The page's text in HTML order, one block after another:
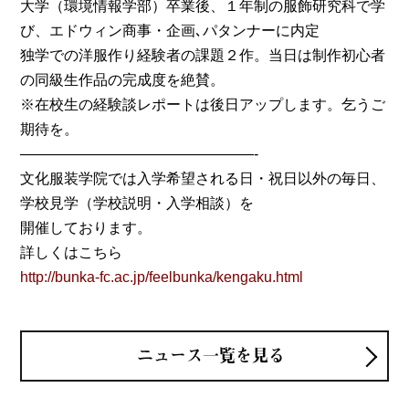
大学（環境情報学部）卒業後、１年制の服飾研究科で学
び、エドウィン商事・企画､パタンナーに内定
独学での洋服作り経験者の課題２作。当日は制作初心者
の同級生作品の完成度を絶賛。
※在校生の経験談レポートは後日アップします。乞うご
期待を。
————————————————-
文化服装学院では入学希望される日・祝日以外の毎日、
学校見学（学校説明・入学相談）を
開催しております。
詳しくはこちら
http://bunka-fc.ac.jp/feelbunka/kengaku.html
ニュース一覧を見る